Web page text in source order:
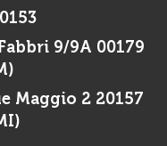
9/9A 00179
Maggio 2 20157